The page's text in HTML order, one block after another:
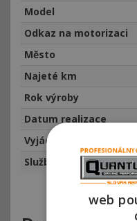
Model
Odkaz na motorizaci
Město
Najeté km
Rok výroby
Datum realizace
Vyjádření zákazníka
Služba
web